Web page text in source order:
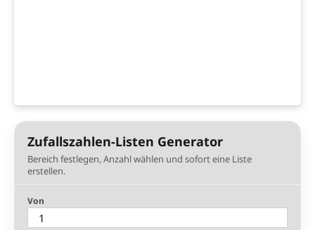
Zufallszahlen-Listen Generator
Bereich festlegen, Anzahl wählen und sofort eine Liste
erstellen.
Von